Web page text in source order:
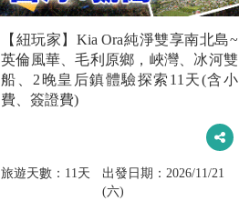
【紐玩家】Kia Ora純淨雙享南北島~
英倫風華、毛利原鄉，峽灣、冰河雙
船、2晚皇后鎮體驗探索11天(含小
費、簽證費)
11天
2026/11/21
(六)